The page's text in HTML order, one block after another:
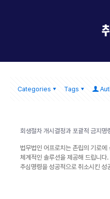
Categories Tags
회생절차 개시결정과 포괄적 금지명
법무법인 어프로치는 존립의 기로
체계적인 솔루션을 제공해 드립니
추심명령을 성공적으로 취소시킨 성